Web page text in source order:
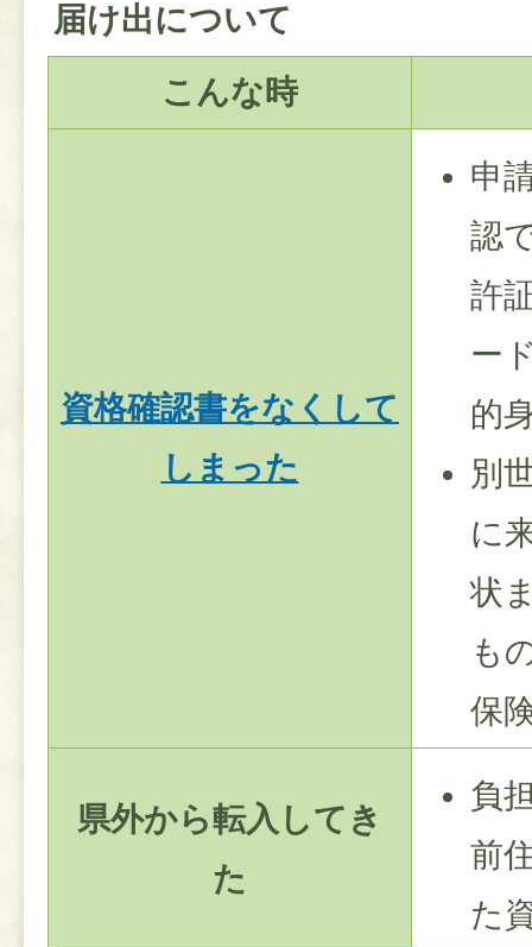
届け出について
こんな時
資格確認書をなくして
しまった
申
認
許
ー
的
別
に
状
も
保
県外から転入してき
た
負
前
た